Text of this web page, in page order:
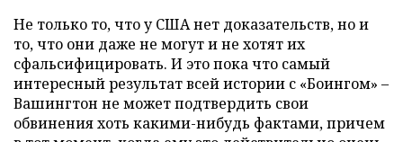
Не только то, что у США нет доказательств, но и
то, что они даже не могут и не хотят их
сфальсифицировать. И это пока что самый
интересный результат всей истории с «Боингом» –
Вашингтон не может подтвердить свои
обвинения хоть какими-нибудь фактами, причем